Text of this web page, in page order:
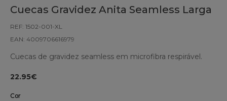
Cuecas Gravidez Anita Seamless Larga
REF: 1502-001-XL
EAN: 4009706616979
Cuecas de gravidez seamless em microfibra respirável.
22.95€
Cor